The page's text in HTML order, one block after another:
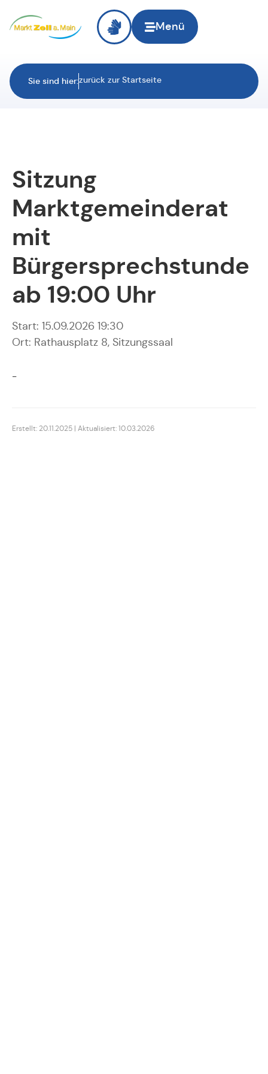
Menü
Sie sind hier:zurück zur Startseite
Sitzung
Marktgemeinderat
mit
Bürgersprechstunde
ab 19:00 Uhr
Start: 15.09.2026 19:30
Ort: Rathausplatz 8, Sitzungssaal
-
Erstellt: 20.11.2025 | Aktualisiert: 10.03.2026